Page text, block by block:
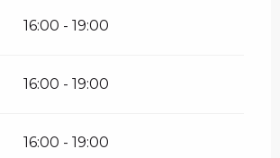
16:00 - 19:00
16:00 - 19:00
16:00 - 19:00